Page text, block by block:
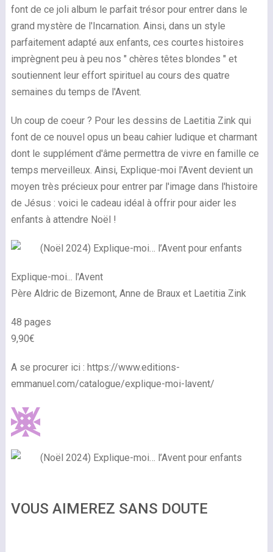
font de ce joli album le parfait trésor pour entrer dans le
grand mystère de l'Incarnation. Ainsi, dans un style
parfaitement adapté aux enfants, ces courtes histoires
imprègnent peu à peu nos " chères têtes blondes " et
soutiennent leur effort spirituel au cours des quatre
semaines du temps de l'Avent.
Un coup de coeur ? Pour les dessins de Laetitia Zink qui
font de ce nouvel opus un beau cahier ludique et charmant
dont le supplément d'âme permettra de vivre en famille ce
temps merveilleux. Ainsi, Explique-moi l'Avent devient un
moyen très précieux pour entrer par l'image dans l'histoire
de Jésus : voici le cadeau idéal à offrir pour aider les
enfants à attendre Noël !
Explique-moi... l'Avent
Père Aldric de Bizemont, Anne de Braux et Laetitia Zink
48 pages
9,90€
A se procurer ici : https://www.editions-
emmanuel.com/catalogue/explique-moi-lavent/
VOUS AIMEREZ SANS DOUTE